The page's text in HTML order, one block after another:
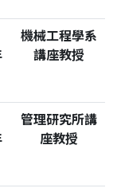
機械工程學系
講座教授
管理研究所講
座教授